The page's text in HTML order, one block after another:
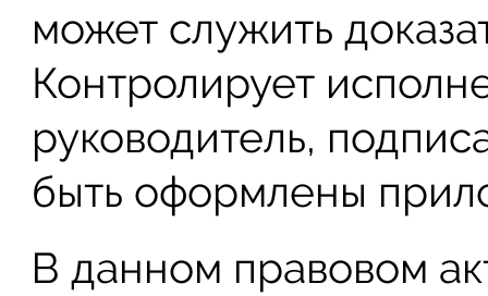
может служить
Контролирует
руководитель,
быть оформлены
В данном правовом